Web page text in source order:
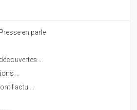
en parle
...
...
l'actu ...